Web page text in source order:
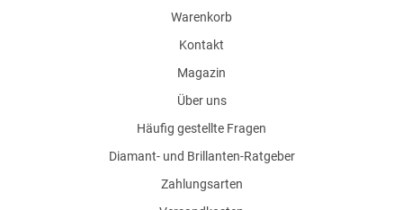
Warenkorb
Kontakt
Magazin
Über uns
Häufig gestellte Fragen
Diamant- und Brillanten-Ratgeber
Zahlungsarten